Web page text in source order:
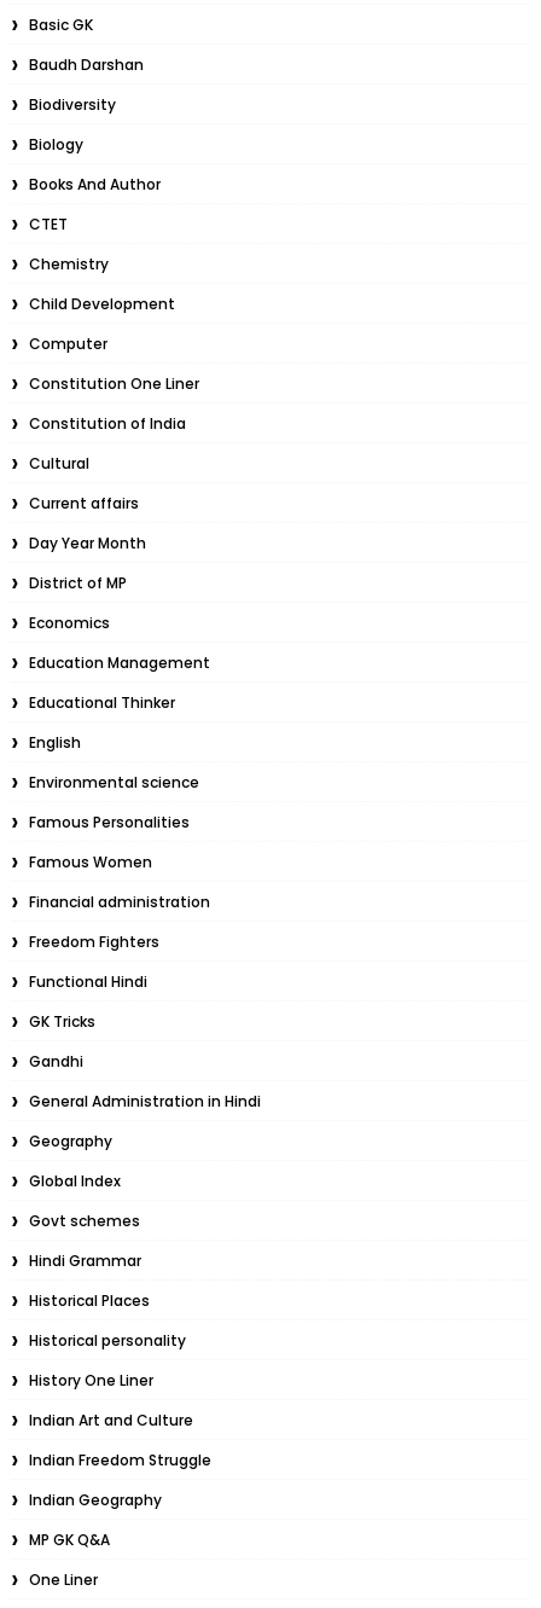
Basic GK
Baudh Darshan
Biodiversity
Biology
Books And Author
CTET
Chemistry
Child Development
Computer
Constitution One Liner
Constitution of India
Cultural
Current affairs
Day Year Month
District of MP
Economics
Education Management
Educational Thinker
English
Environmental science
Famous Personalities
Famous Women
Financial administration
Freedom Fighters
Functional Hindi
GK Tricks
Gandhi
General Administration in Hindi
Geography
Global Index
Govt schemes
Hindi Grammar
Historical Places
Historical personality
History One Liner
Indian Art and Culture
Indian Freedom Struggle
Indian Geography
MP GK Q&A
One Liner